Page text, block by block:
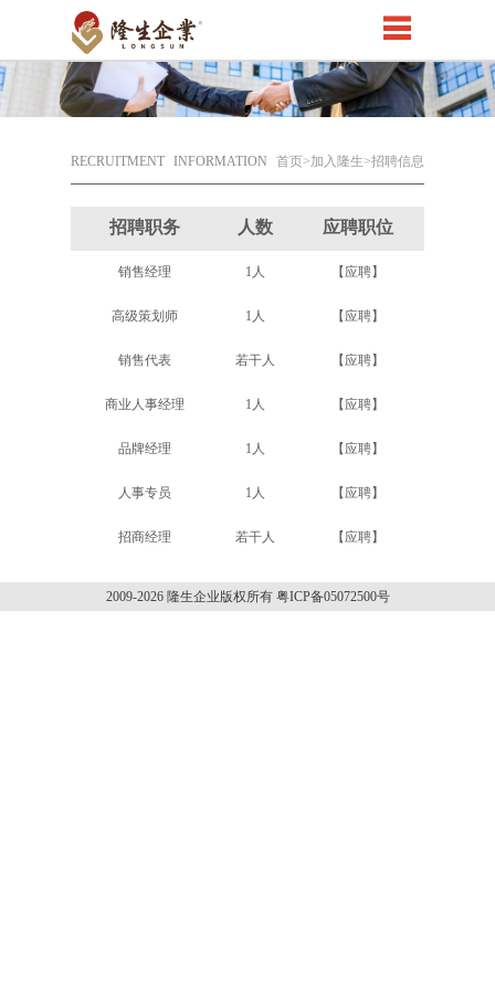
RECRUITMENT INFORMATION 首页>加入隆生>招聘信息
招聘职务 人数 应聘职位
销售经理 1人 【应聘】
高级策划师 1人 【应聘】
销售代表 若干人 【应聘】
商业人事经理 1人 【应聘】
品牌经理 1人 【应聘】
人事专员 1人 【应聘】
招商经理 若干人 【应聘】
2009-2026 隆生企业版权所有 粤ICP备05072500号